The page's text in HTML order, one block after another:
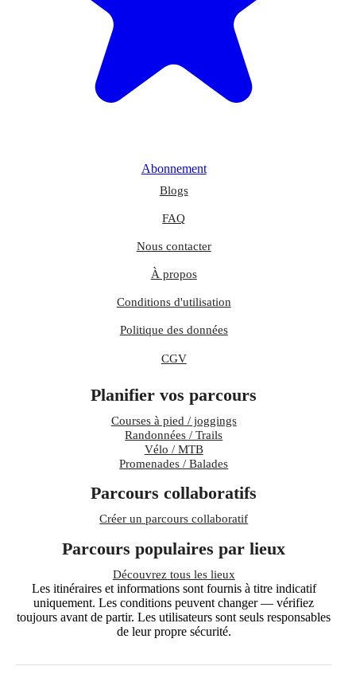
Abonnement
Blogs
FAQ
Nous contacter
À propos
Conditions d'utilisation
Politique des données
CGV
Planifier vos parcours
Courses à pied / joggings
Randonnées / Trails
Vélo / MTB
Promenades / Balades
Parcours collaboratifs
Créer un parcours collaboratif
Parcours populaires par lieux
Découvrez tous les lieux
Les itinéraires et informations sont fournis à titre indicatif
uniquement. Les conditions peuvent changer — vérifiez
toujours avant de partir. Les utilisateurs sont seuls responsables
de leur propre sécurité.